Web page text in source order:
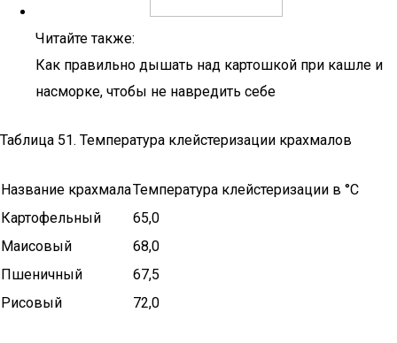
Читайте также:
Как правильно дышать над картошкой при кашле и
насморке, чтобы не навредить себе
Таблица 51. Температура клейстеризации крахмалов
Название крахмалаТемперату­ра клей­стеризации в °С
Картофельный
65,0
Маисовый
68,0
Пшеничный
67,5
Рисовый
72,0